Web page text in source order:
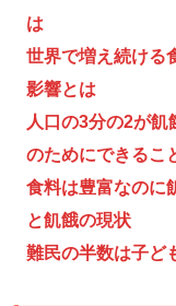
付先
3】
認定
法人
国連
WFP
協
は
世界で増え続ける
影響とは
人口の3分の2が
のためにできるこ
食料は豊富なのに
と飢餓の現状
難民の半数は子ど